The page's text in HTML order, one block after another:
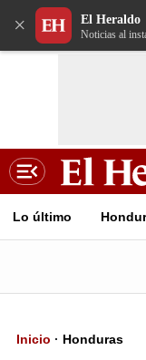
× El Heraldo
Noticias al
Lo último
Inicio · Honduras